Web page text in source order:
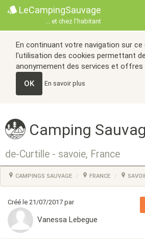
LeCampingSauvage
... et chez l'habitant
En continuant votre navigation sur
l'utilisation des cookies permettant
anonymement des services et offres
OK
En savoir plus
Camping
de-Curtille - savoie, France
CAMPINGS SAUVAGE FRANCE
Créé le 21/07/2017 par
Vanessa Lebegue